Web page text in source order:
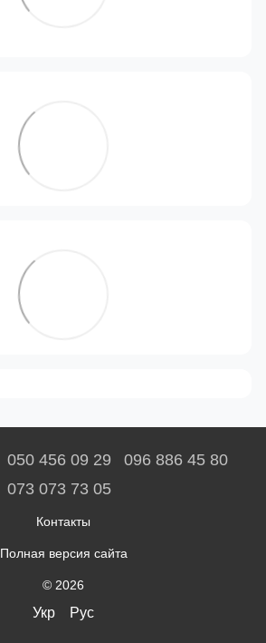
050 456 09 29
096 886 45 80
073 073 73 05
Контакты
Полная версия сайта
© 2026
Укр Рус